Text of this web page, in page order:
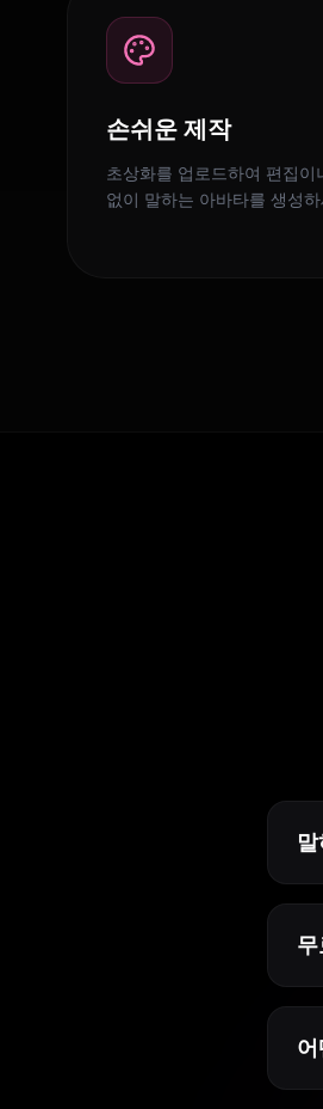
손쉬운 제작
초상화를 업로드하여 편집이
없이 말하는 아바타를 생성하